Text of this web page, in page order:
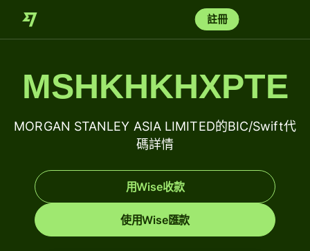
註冊
MSHKHKHXPTE
MORGAN STANLEY ASIA LIMITED的BIC/Swift代
碼詳情
用Wise收款
使用Wise匯款